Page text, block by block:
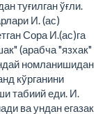
туғилган ўғли.
И. (ас)
Сора И.(ас)га
(арабча "язхак"
номланишидан
кўрганини
табиий еди. И.
ва ундан егазак